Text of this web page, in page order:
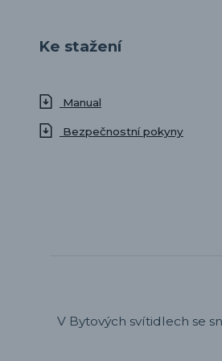
Ke stažení
Manual
Bezpečnostní pokyny
V Bytových svítidlech se